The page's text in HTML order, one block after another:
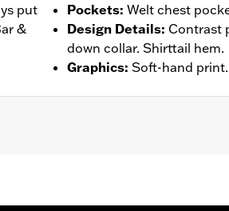
put
&
Pockets: Welt chest
Design Details: Contrast
down collar. Shirttail hem.
Graphics: Soft-hand print.
for full details